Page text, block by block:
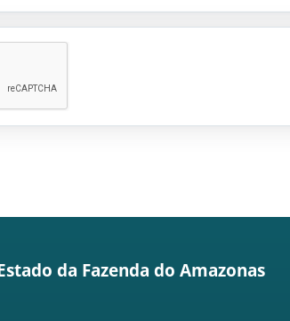
da Fazenda do Amazonas